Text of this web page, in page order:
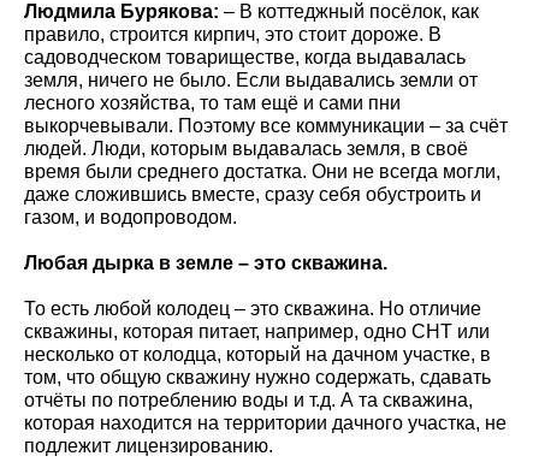
Людмила Бурякова: – В коттеджный посёлок, как
правило, строится кирпич, это стоит дороже. В
садоводческом товариществе, когда выдавалась
земля, ничего не было. Если выдавались земли от
лесного хозяйства, то там ещё и сами пни
выкорчевывали. Поэтому все коммуникации – за счёт
людей. Люди, которым выдавалась земля, в своё
время были среднего достатка. Они не всегда могли,
даже сложившись вместе, сразу себя обустроить и
газом, и водопроводом.
Любая дырка в земле – это скважина.
То есть любой колодец – это скважина. Но отличие
скважины, которая питает, например, одно СНТ или
несколько от колодца, который на дачном участке, в
том, что общую скважину нужно содержать, сдавать
отчёты по потреблению воды и т.д. А та скважина,
которая находится на территории дачного участка, не
подлежит лицензированию.